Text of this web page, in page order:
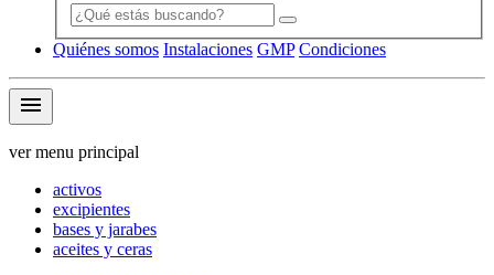
Quiénes somos Instalaciones GMP Condiciones
menu
ver menu principal
activos
excipientes
bases y jarabes
aceites y ceras